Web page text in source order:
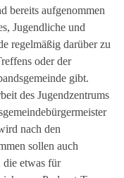
bereits aufgenommen
Jugendliche und
regelmäßig darüber zu
oder der
gibt.
des Jugendzentrums
nach den
sollen auch
die etwas für